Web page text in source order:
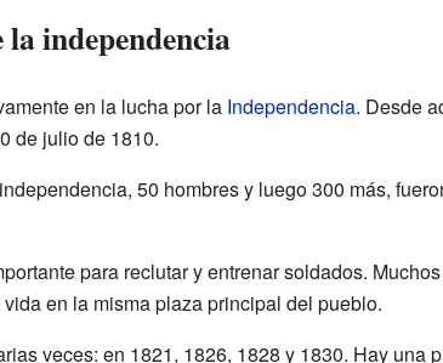
la independencia
en la lucha por la Independencia. Desde
de julio de 1810.
50 hombres y luego 300 más,
para reclutar y entrenar soldados.
en la misma plaza principal del pueblo.
veces: en 1821, 1826, 1828 y 1830. Hay una